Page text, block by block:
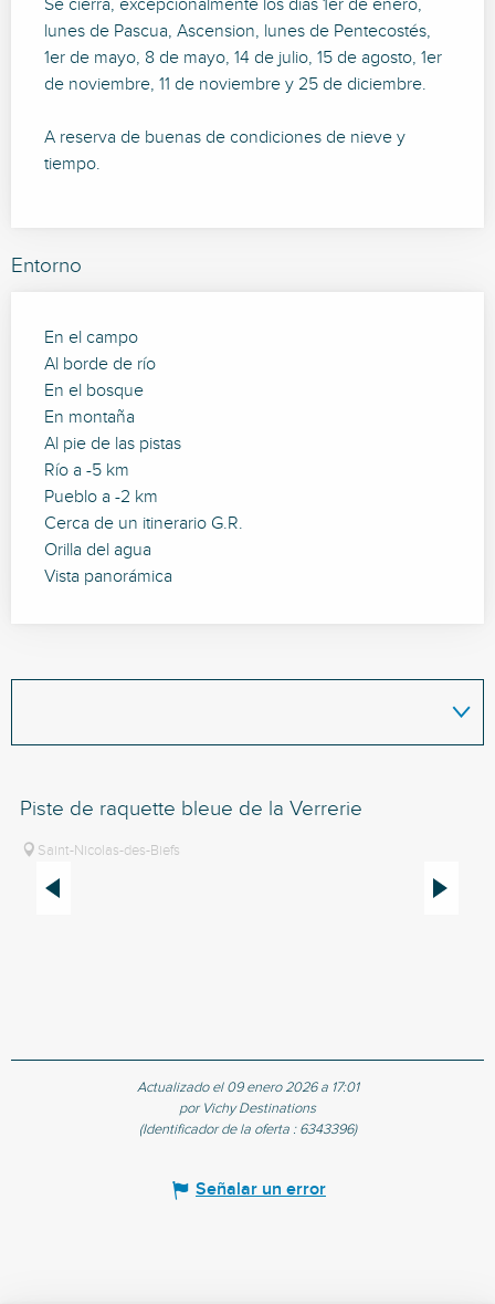
Se cierra, excepcionalmente los días 1er de enero,
lunes de Pascua, Ascension, lunes de Pentecostés,
1er de mayo, 8 de mayo, 14 de julio, 15 de agosto, 1er
de noviembre, 11 de noviembre y 25 de diciembre.
A reserva de buenas de condiciones de nieve y
tiempo.
Entorno
En el campo
Al borde de río
En el bosque
En montaña
Al pie de las pistas
Río a -5 km
Pueblo a -2 km
Cerca de un itinerario G.R.
Orilla del agua
Vista panorámica
Piste de raquette bleue de la Verrerie
Saint-Nicolas-des-Biefs
Actualizado el 09 enero 2026 a 17:01
por Vichy Destinations
(Identificador de la oferta : 6343396)
Señalar un error